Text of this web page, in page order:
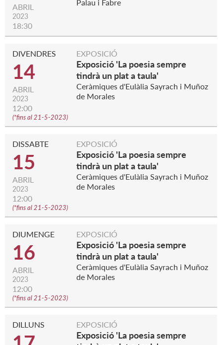
ABRIL
2023
18:30
Palau i Fabre
DIVENDRES
14
ABRIL
2023
12:00
(*fins al 21-5-2023)
EXPOSICIÓ
Exposició 'La poesia sempre
tindrà un plat a taula'
Ceràmiques d'Eulàlia Sayrach i Muñoz
de Morales
DISSABTE
15
ABRIL
2023
12:00
(*fins al 21-5-2023)
EXPOSICIÓ
Exposició 'La poesia sempre
tindrà un plat a taula'
Ceràmiques d'Eulàlia Sayrach i Muñoz
de Morales
DIUMENGE
16
ABRIL
2023
12:00
(*fins al 21-5-2023)
EXPOSICIÓ
Exposició 'La poesia sempre
tindrà un plat a taula'
Ceràmiques d'Eulàlia Sayrach i Muñoz
de Morales
DILLUNS EXPOSICIÓ
Exposició 'La poesia sempre